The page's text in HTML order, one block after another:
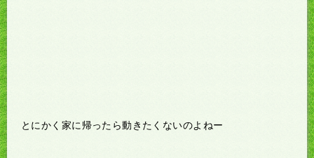
とにかく家に帰ったら動きたくないのよねー